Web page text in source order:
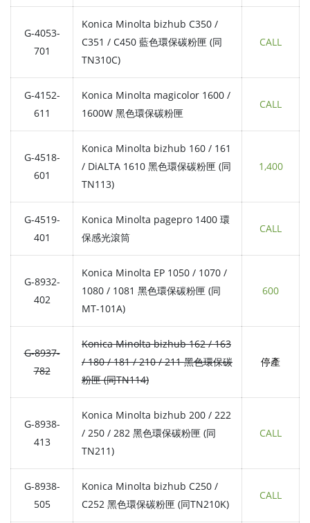
G-4053-
701
Konica Minolta bizhub C350 /
C351 / C450 藍色環保碳粉匣 (同
TN310C)
CALL
G-4152-
611
Konica Minolta magicolor 1600 /
1600W 黑色環保碳粉匣
CALL
G-4518-
601
Konica Minolta bizhub 160 / 161
/ DiALTA 1610 黑色環保碳粉匣 (同
TN113)
1,400
G-4519-
401
Konica Minolta pagepro 1400 環
保感光滾筒
CALL
G-8932-
402
Konica Minolta EP 1050 / 1070 /
1080 / 1081 黑色環保碳粉匣 (同
MT-101A)
600
G-8937-
782
Konica Minolta bizhub 162 / 163
/ 180 / 181 / 210 / 211 黑色環保碳
粉匣 (同TN114)
停產
G-8938-
413
Konica Minolta bizhub 200 / 222
/ 250 / 282 黑色環保碳粉匣 (同
TN211)
CALL
G-8938-
505
Konica Minolta bizhub C250 /
C252 黑色環保碳粉匣 (同TN210K)
CALL